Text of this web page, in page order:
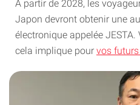
A partir de 2028, les
Japon devront obtenir une
électronique appelée
cela implique pour vos